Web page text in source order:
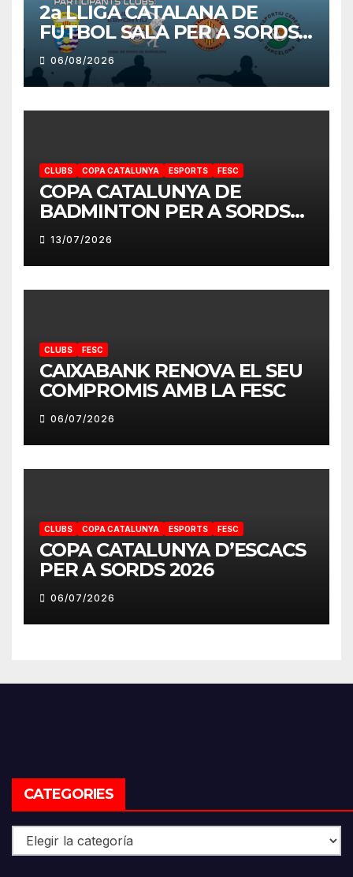
2a LLIGA CATALANA DE
FUTBOL SALA PER A SORDS
2026-2027
06/08/2026
CLUBS COPA CATALUNYA ESPORTS FESC
COPA CATALUNYA DE
BADMINTON PER A SORDS
2026
13/07/2026
CLUBS FESC
CAIXABANK RENOVA EL SEU
COMPROMIS AMB LA FESC
06/07/2026
CLUBS COPA CATALUNYA ESPORTS FESC
COPA CATALUNYA D’ESCACS
PER A SORDS 2026
06/07/2026
CATEGORIES
Categories